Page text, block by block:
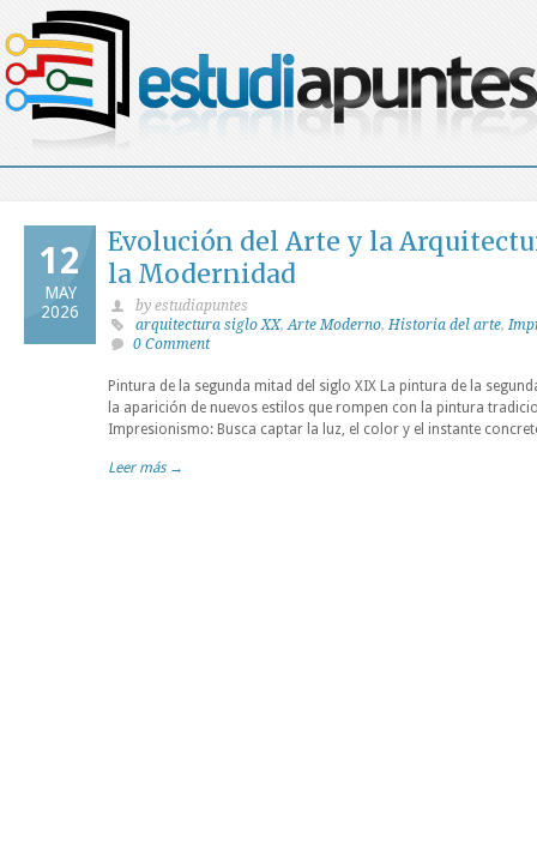
12
MAY
2026
Evolución del Arte y la
la Modernidad
by estudiapuntes
arquitectura siglo XX,Arte Moderno,Historia del arte,
0 Comment
Pintura de la segunda mitad del siglo XIX La pintura de la
la aparición de nuevos estilos que rompen con la pintura
Impresionismo: Busca captar la luz, el color y el instante
Leer más →